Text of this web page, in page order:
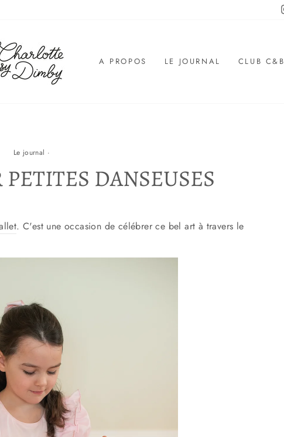
A PROPOS LE JOURNAL CLUB C&B
Le journal ·
DANSEUSES
. C'est une occasion de célébrer ce bel art à travers le